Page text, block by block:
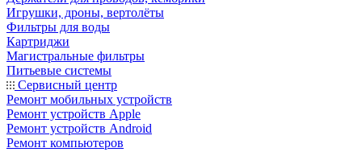
Игрушки, дроны, вертолёты
Фильтры для воды
Картриджи
Магистральные фильтры
Питьевые системы
Сервисный центр
Ремонт мобильных устройств
Ремонт устройств Apple
Ремонт устройств Android
Ремонт компьютеров